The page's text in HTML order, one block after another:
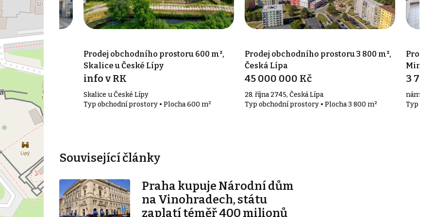
83 m²,
83 m²
Prodej obchodního prostoru 600 m²,
Skalice u České Lípy
info v RK
Skalice u České Lípy
Typ obchodní prostory • Plocha 600 m²
Prodej obchodního prostoru 3 800 m²,
Česká Lípa
45 000 000 Kč
28. října 2745, Česká Lípa
Typ obchodní prostory • Plocha 3 800 m²
Prodej
Mimoň
3 750
náměstí
Typ
Související články
Praha kupuje Národní dům
na Vinohradech, státu
zaplatí téměř 400 milionů